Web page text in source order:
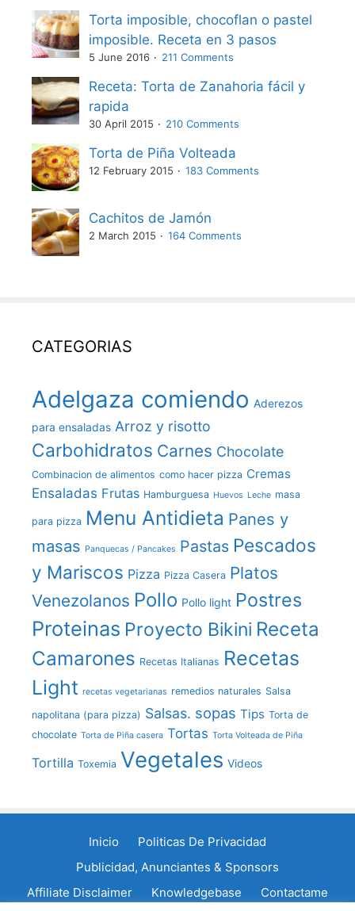
Torta imposible, chocoflan o pastel
imposible. Receta en 3 pasos
5 June 2016 211 Comments
Receta: Torta de Zanahoria fácil y
rapida
30 April 2015 210 Comments
Torta de Piña Volteada
12 February 2015 183 Comments
Cachitos de Jamón
2 March 2015 164 Comments
CATEGORIAS
Adelgaza comiendo Aderezos
para ensaladas Arroz y risotto
Carbohidratos Carnes Chocolate
Combinacion de alimentos como hacer pizza Cremas
Ensaladas Frutas Hamburguesa Huevos Leche masa
para pizza Menu Antidieta Panes y
masas Panquecas / Pancakes Pastas Pescados
y Mariscos Pizza Pizza Casera Platos
Venezolanos Pollo Pollo light Postres
Proteinas Proyecto Bikini Receta
Camarones Recetas Italianas Recetas
Light recetas vegetarianas remedios naturales Salsa
napolitana (para pizza) Salsas. sopas Tips Torta de
chocolate Torta de Piña casera Tortas Torta Volteada de Piña
Tortilla Toxemia Vegetales Videos
Inicio
Politicas De Privacidad
Publicidad, Anunciantes & Sponsors
Affiliate Disclaimer
Knowledgebase
Contactame